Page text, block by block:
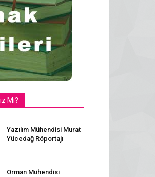
Mı?
Yazılım Mühendisi Murat
Yücedağ Röportajı
Orman Mühendisi